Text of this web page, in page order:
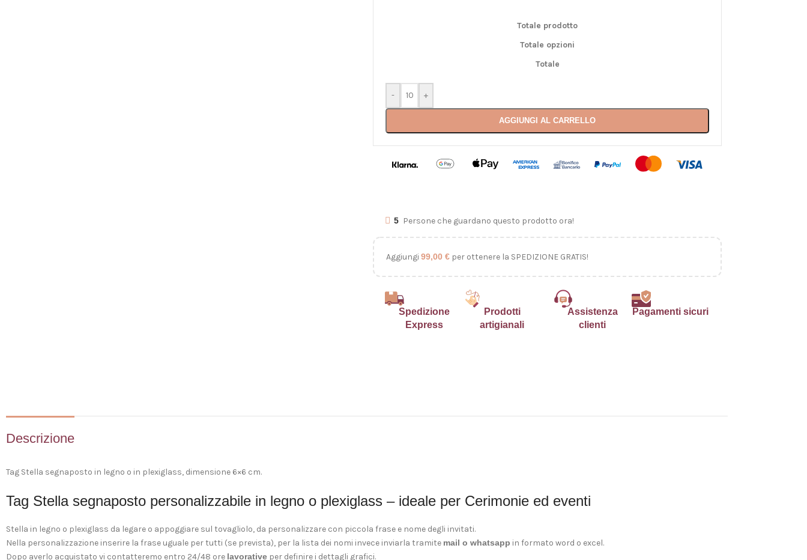
Totale prodotto
Totale opzioni
Totale
- +
AGGIUNGI AL CARRELLO
5 Persone che guardano questo prodotto ora!
Aggiungi 99,00 € per ottenere la SPEDIZIONE GRATIS!
Spedizione
Express
Prodotti
artigianali
Assistenza
clienti
Pagamenti sicuri
Descrizione
Tag Stella segnaposto in legno o in plexiglass, dimensione 6×6 cm.
Tag Stella segnaposto personalizzabile in legno o plexiglass – ideale per Cerimonie ed eventi
Stella in legno o plexiglass da legare o appoggiare sul tovagliolo, da personalizzare con piccola frase e nome degli invitati.
Nella personalizzazione inserire la frase uguale per tutti (se prevista), per la lista dei nomi invece inviarla tramite mail o whatsapp in formato word o excel.
Dopo averlo acquistato vi contatteremo entro 24/48 ore lavorative per definire i dettagli grafici.